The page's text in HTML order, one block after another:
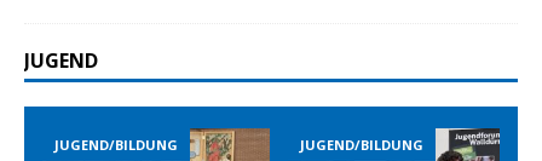
JUGEND
JUGEND/BILDUNG JUGEND/BILDUNG